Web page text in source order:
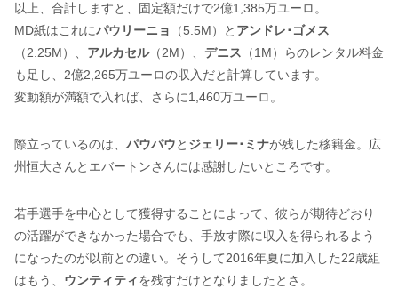
以上、合計しますと、固定額だけで2億1,385万ユーロ。
MD紙はこれにパウリーニョ （5.5M）と アンドレ･ゴメス
（2.25M）、 アルカセル（2M）、 デニス （1M）らのレンタル料金
も足し、2億2,265万ユーロの収入だと計算しています。
変動額が満額で入れば、さらに1,460万ユーロ。
際立っているのは、 パウパウと ジェリー･ミナが残した移籍金。広
州恒大さんとエバートンさんには感謝したいところです。
若手選手を中心として獲得することによって、彼らが期待どおり
の活躍ができなかった場合でも、手放す際に収入を得られるよう
になったのが以前との違い。そうして2016年夏に加入した22歳組
はもう、 ウンティティを残すだけとなりましたとさ。